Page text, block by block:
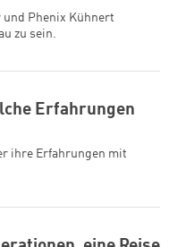
und Phenix Kühnert
zu sein.
Erfahrungen
ihre Erfahrungen mit